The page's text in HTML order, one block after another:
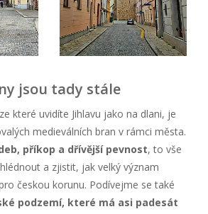
jsou tady stále
které uvidíte Jihlavu jako na dlani, je
medieválních bran v rámci města.
příkop a dřívější pevnost, to vše
a zjistit, jak velký význam
českou korunu. Podívejme se také
podzemí, které má asi padesát